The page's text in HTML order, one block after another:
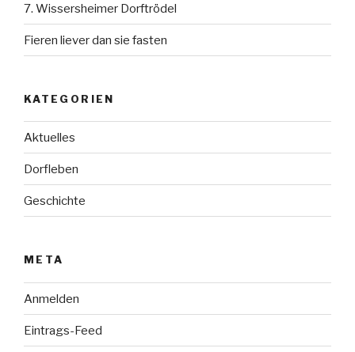
7. Wissersheimer Dorftrödel
Fieren liever dan sie fasten
KATEGORIEN
Aktuelles
Dorfleben
Geschichte
META
Anmelden
Eintrags-Feed